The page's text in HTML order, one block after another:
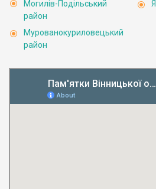
Могилів-Подільський
район
Мурованокуриловецький
район